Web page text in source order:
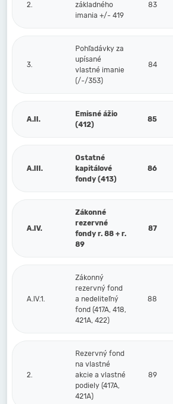
2.
základného
imania +/- 419
83
3.
Pohľadávky za
upísané
vlastné imanie
(/-/353)
84
A.II.
Emisné ážio
(412)
85
A.III.
Ostatné
kapitálové
fondy (413)
86
A.IV.
Zákonné
rezervné
fondy r. 88 + r.
89
87
A.IV.1.
Zákonný
rezervný fond
a nedeliteľný
fond (417A, 418,
421A, 422)
88
2.
Rezervný fond
na vlastné
akcie a vlastné
podiely (417A,
421A)
89